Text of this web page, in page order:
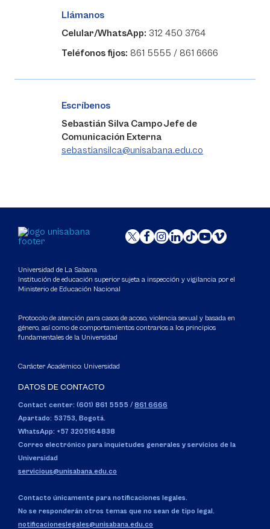
Llámanos
Celular/WhatsApp: 312 450 3764
Teléfonos fijos: 861 5555 / 861 6666
Escríbenos
Sebastián Silva Campo Jefe de
Comunicación Externa
sebastiansilca@unisabana.edu.co
Universidad de La Sabana
Institución de educación superior sujeta a inspección y vigilancia por el
Ministerio de Educación Nacional
Protocolo de atención para casos de acoso, violencia sexual y basada en
género, así como de comportamientos contrarios a los principios
fundamentales de la Universidad
Carácter Académico: Universidad
DATOS DE CONTACTO
Contact center: (601) 861 5555 / 861 6666
Apartado: 53753, Bogotá.
WhatsApp: +57 3205164838
Correo electrónico para inquietudes generales y servicios de la
Universidad
servicious@unisabana.edu.co
Contacto únicamente para notificaciones legales.
No se responderán otros temas que no sean de tipo legal.
notificacioneslegales@unisabana.edu.co